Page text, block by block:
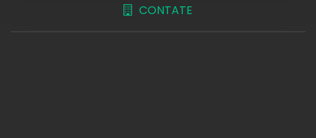
CONTATE